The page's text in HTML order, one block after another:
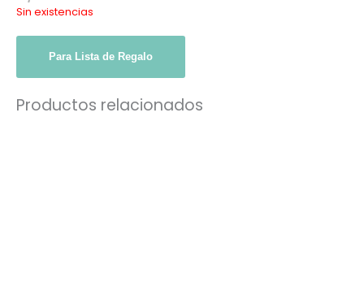
Sin existencias
Para Lista de Regalo
Productos relacionados